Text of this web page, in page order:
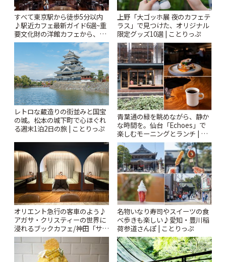
すべて東京駅から徒歩5分以内
♪駅近カフェ最新ガイド6選~重
要文化財の洋館カフェから、改
札すぐのレトロ喫茶まで~ | こと
上野「大ゴッホ展 夜のカフェテ
ラス」で見つけた、オリジナル
限定グッズ10選 | ことりっぷ
レトロな蔵造りの街並みと国宝
の城。松本の城下町で心ほぐれ
る週末1泊2日の旅 | ことりっぷ
青葉通の緑を眺めながら、静か
な時間を。仙台「Echoes」で
楽しむモーニングとランチ | こ
とりっぷ
オリエント急行の客車のよう♪
アガサ・クリスティーの世界に
浸れるブックカフェ/神田「サロ
ンクリスティ」 | ことりっぷ
名物いなり寿司やスイーツの食
べ歩きも楽しい♪愛知・豊川稲
荷参道さんぽ | ことりっぷ